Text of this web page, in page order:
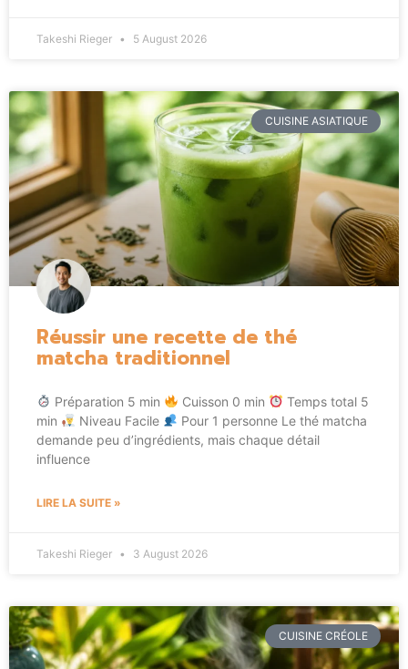
Takeshi Rieger 5 August 2026
CUISINE ASIATIQUE
Réussir une recette de thé
matcha traditionnel
Préparation 5 min Cuisson 0 min
Temps total 5
min
Niveau Facile
Pour 1 personne Le thé matcha
demande peu d’ingrédients, mais chaque détail
influence
LIRE LA SUITE »
Takeshi Rieger 3 August 2026
CUISINE CRÉOLE